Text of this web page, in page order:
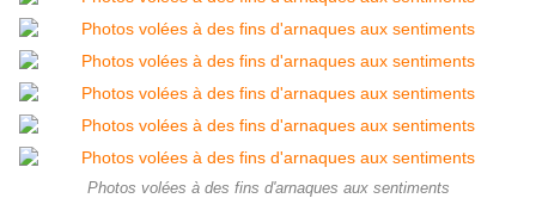
Photos volées à des fins d'arnaques aux sentiments